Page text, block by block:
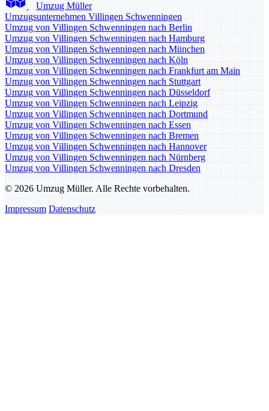
Umzug Müller
Umzugsunternehmen Villingen Schwenningen
Umzug von Villingen Schwenningen nach Berlin
Umzug von Villingen Schwenningen nach Hamburg
Umzug von Villingen Schwenningen nach München
Umzug von Villingen Schwenningen nach Köln
Umzug von Villingen Schwenningen nach Frankfurt am Main
Umzug von Villingen Schwenningen nach Stuttgart
Umzug von Villingen Schwenningen nach Düsseldorf
Umzug von Villingen Schwenningen nach Leipzig
Umzug von Villingen Schwenningen nach Dortmund
Umzug von Villingen Schwenningen nach Essen
Umzug von Villingen Schwenningen nach Bremen
Umzug von Villingen Schwenningen nach Hannover
Umzug von Villingen Schwenningen nach Nürnberg
Umzug von Villingen Schwenningen nach Dresden
© 2026 Umzug Müller. Alle Rechte vorbehalten.
Impressum Datenschutz